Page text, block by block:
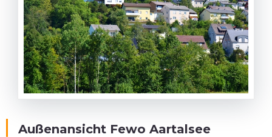
Außenansicht Fewo Aartalsee